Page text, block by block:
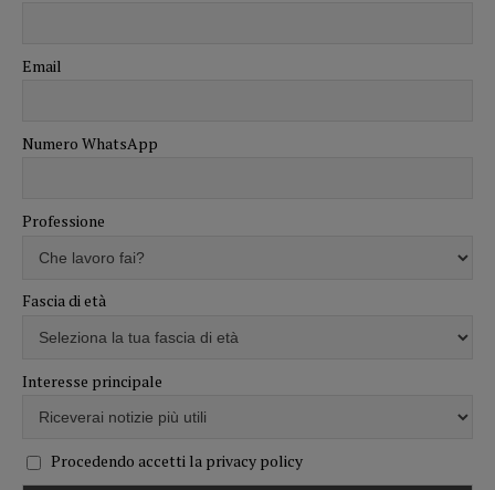
Email
Numero WhatsApp
Professione
Fascia di età
Interesse principale
Procedendo accetti la privacy policy